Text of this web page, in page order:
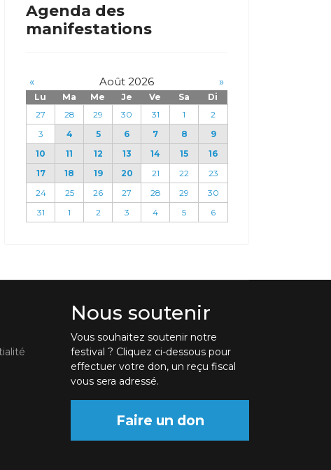
Agenda des
manifestations
« Août 2026 »
Lu Ma Me Je Ve Sa
Di
27
28 29 30 31 1
2
3
4 5 6 7 8
9
10
11 12 13 14 15
16
17
18 19 20 21 22
23
24
25 26 27 28 29
30
31
1 2 3 4 5 6
Nous soutenir
Vous souhaitez soutenir notre
festival ? Cliquez ci-dessous pour
effectuer votre don, un reçu fiscal
vous sera adressé.
Faire un don